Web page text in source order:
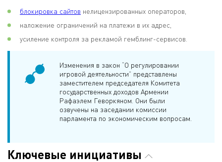
блокировка сайтов нелицензированных операторов,
наложение ограничений на платежи в их адрес,
усиление контроля за рекламой гемблинг-сервисов.
Изменения в закон “О регулировании
игровой деятельности” представлены
заместителем председателя Комитета
государственных доходов Армении
Рафаэлем Геворкяном. Они были
озвучены на заседании комиссии
парламента по экономическим вопросам.
Ключевые инициативы